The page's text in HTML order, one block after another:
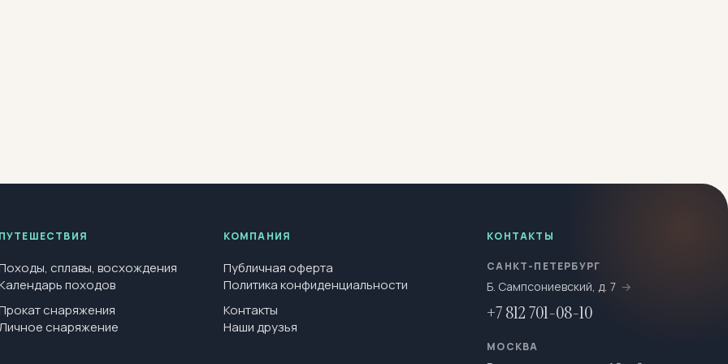
ПУТЕШЕСТВИЯ
сплавы, восхождения
походов
снаряжения
снаряжение
КОМПАНИЯ
Публичная оферта
Политика конфиденциальности
Контакты
Наши друзья
КОНТАКТЫ
САНКТ-ПЕТЕРБУРГ
Б. Сампсониевский, д. 7
+7 812 701-08-10
МОСКВА